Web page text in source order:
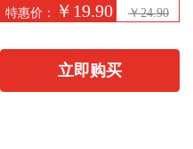
特惠价： ￥19.90 ￥24.90
立即购买